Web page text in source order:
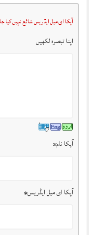
آپکا ای میل ایڈریس شائع نہیں کیا
اپنا تبصرہ لکھیں
آپکا نام*
آپکا ای میل ایڈریس*